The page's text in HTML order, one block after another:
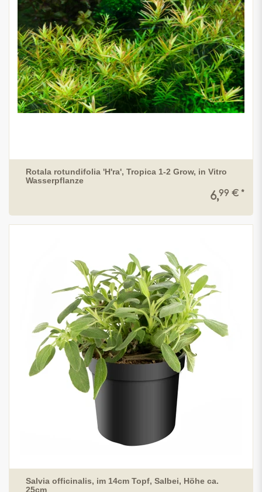
Rotala rotundifolia 'H'ra', Tropica 1-2 Grow, in Vitro
Wasserpflanze
6,99 € *
Salvia officinalis, im 14cm Topf, Salbei, Höhe ca.
25cm